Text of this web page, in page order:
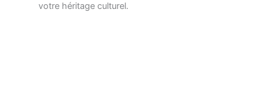
votre héritage culturel.